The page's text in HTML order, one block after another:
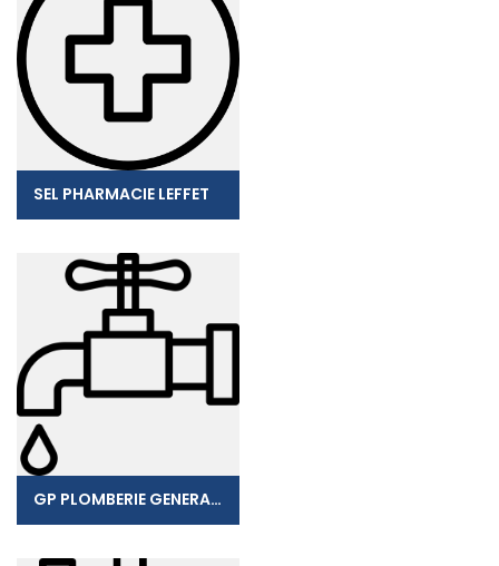
SEL PHARMACIE LEFFET
GP PLOMBERIE GENERALE